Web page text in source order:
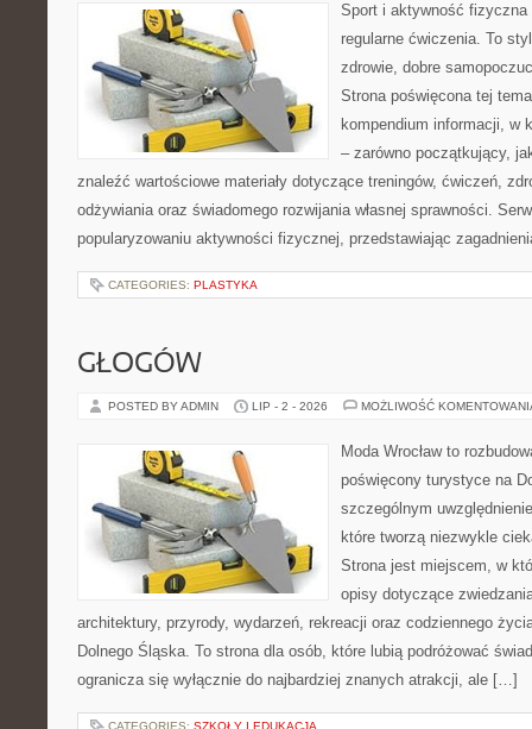
Sport i aktywność
regularne ćwiczenia. To
zdrowie, dobre
Strona poświęcona tej
kompendium informacji, w
– zarówno początkujący,
znaleźć wartościowe materiały dotyczące treningów, ćwiczeń,
odżywiania oraz świadomego rozwijania własnej sprawności.
popularyzowaniu aktywności fizycznej, przedstawiając
CATEGORIES: PLASTYKA
GŁOGÓW
POSTED BY ADMIN LIP - 2 - 2026 MOŻLIWOŚĆ
Moda Wrocław to
poświęcony turystyce na
szczególnym
które tworzą niezwykle
Strona jest miejscem, w
opisy dotyczące
architektury, przyrody, wydarzeń, rekreacji oraz codziennego
Dolnego Śląska. To strona dla osób, które lubią podróżować
ogranicza się wyłącznie do najbardziej znanych atrakcji, ale […]
CATEGORIES: SZKOŁY I EDUKACJA